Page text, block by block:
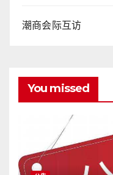
潮商会际互访
You missed